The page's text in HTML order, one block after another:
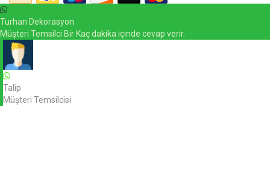
Turhan Dekorasyon
Müşteri Temsilci Bir Kaç dakika içinde cevap verir.
Talip
Müşteri Temsilcisi